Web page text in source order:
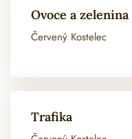
Ovoce a
Červený Kostelec
Trafika